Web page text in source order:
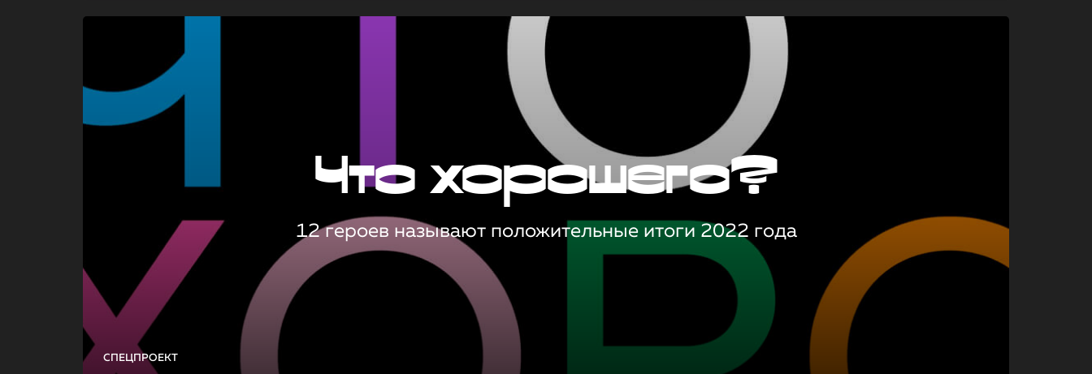
СПЕЦПРОЕКТ
Что хорошего?
12 героев называют положительные итоги 2022 года